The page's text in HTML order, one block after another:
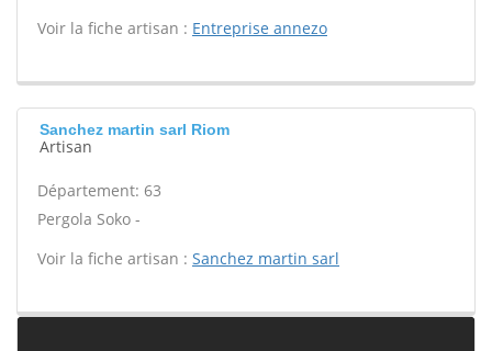
Voir la fiche artisan : Entreprise annezo
Sanchez martin sarl Riom
Artisan
Département: 63
Pergola Soko -
Voir la fiche artisan : Sanchez martin sarl